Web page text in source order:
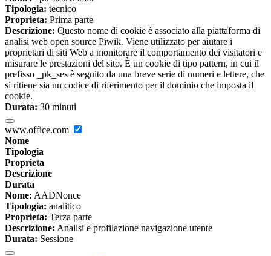
Tipologia: tecnico
Proprieta: Prima parte
Descrizione: Questo nome di cookie è associato alla piattaforma di
analisi web open source Piwik. Viene utilizzato per aiutare i
proprietari di siti Web a monitorare il comportamento dei visitatori e
misurare le prestazioni del sito. È un cookie di tipo pattern, in cui il
prefisso _pk_ses è seguito da una breve serie di numeri e lettere, che
si ritiene sia un codice di riferimento per il dominio che imposta il
cookie.
Durata: 30 minuti
www.office.com
Nome
Tipologia
Proprieta
Descrizione
Durata
Nome: AADNonce
Tipologia: analitico
Proprieta: Terza parte
Descrizione: Analisi e profilazione navigazione utente
Durata: Sessione